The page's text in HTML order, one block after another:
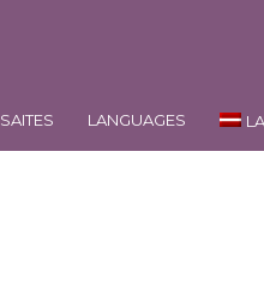
SAITES LANGUAGES